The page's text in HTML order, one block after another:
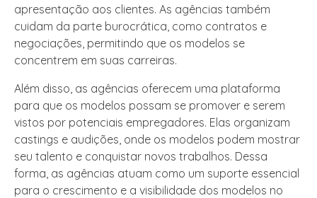
apresentação aos clientes. As agências também
cuidam da parte burocrática, como contratos e
negociações, permitindo que os modelos se
concentrem em suas carreiras.
Além disso, as agências oferecem uma plataforma
para que os modelos possam se promover e serem
vistos por potenciais empregadores. Elas organizam
castings e audições, onde os modelos podem mostrar
seu talento e conquistar novos trabalhos. Dessa
forma, as agências atuam como um suporte essencial
para o crescimento e a visibilidade dos modelos no